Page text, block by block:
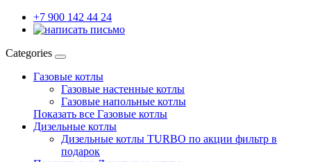
+7 900 142 44 24
Categories
Газовые котлы
Газовые настенные котлы
Газовые напольные котлы
Показать все Газовые котлы
Дизельные котлы
Дизельные котлы TURBO по акции фильтр в
подарок